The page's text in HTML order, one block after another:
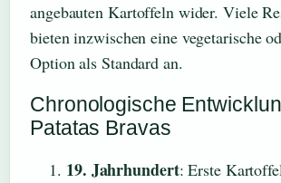
angebauten Kartoffeln wider. Viele
bieten inzwischen eine vegetarische
Option als Standard an.
Chronologische
Patatas Bravas
19. Jahrhundert: Erste